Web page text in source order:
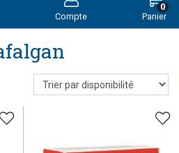
Compte Panier
0